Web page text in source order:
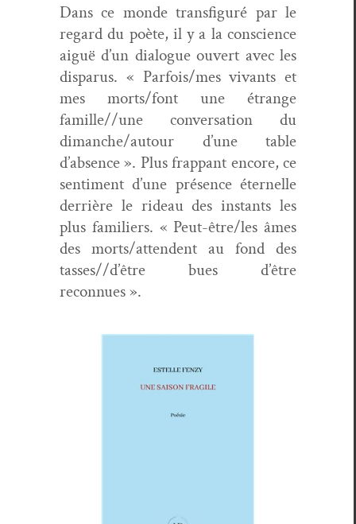
Dans ce monde trans­fig­uré par le
regard du poète, il y a la con­science
aiguë d’un dia­logue ouvert avec les
dis­parus. « Parfois/mes vivants et
mes morts/font une étrange
famille//une con­ver­sa­tion du
dimanche/autour d’une table
d’absence ». Plus frap­pant encore, ce
sen­ti­ment d’une présence éter­nelle
der­rière le rideau des instants les
plus fam­i­liers. « Peut-être/les âmes
des morts/attendent au fond des
tasses//d’être bues d’être
reconnues ».